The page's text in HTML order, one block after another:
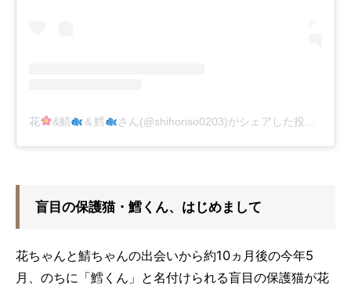
花 &鯖 ＆鱈 さん(@shihoriso0203)がシェアした投稿
盲目の保護猫・鱈くん、はじめまして
花ちゃんと鯖ちゃんの出会いから約10ヵ月後の今年5
月、のちに「鱈くん」と名付けられる盲目の保護猫が花